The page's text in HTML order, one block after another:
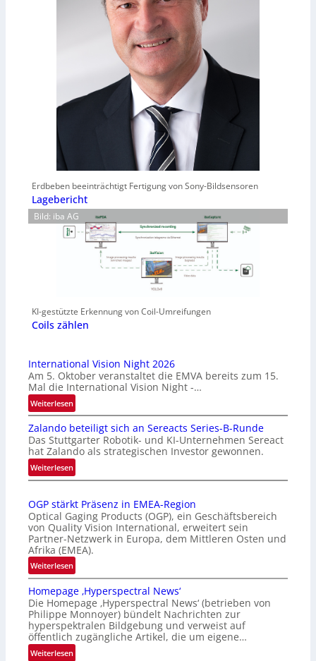
Erdbeben beeinträchtigt Fertigung von Sony-Bildsensoren
Lagebericht
Bild: iba AG
KI-gestützte Erkennung von Coil-Umreifungen
Coils zählen
International Vision Night 2026
Am 5. Oktober veranstaltet die EMVA bereits zum 15.
Mal die International Vision Night -…
Weiterlesen:
I
n
t
e
r
n
t
i
o
n
l
V
i
s
i
o
n
Zalando beteiligt sich an Sereacts Series-B-Runde
Das Stuttgarter Robotik- und KI-Unternehmen Sereact
hat Zalando als strategischen Investor gewonnen.
Weiterlesen:
Z
l
a
n
d
o
b
e
t
e
i
i
OGP stärkt Präsenz in EMEA-Region
Optical Gaging Products (OGP), ein Geschäftsbereich
von Quality Vision International, erweitert sein
Partner-Netzwerk in Europa, dem Mittleren Osten und
Afrika (EMEA).
Weiterlesen:
O
G
P
s
t
ä
r
Homepage ‚Hyperspectral News‘
Die Homepage ‚Hyperspectral News‘ (betrieben von
Philippe Monnoyer) bündelt Nachrichten zur
hyperspektralen Bildgebung und verweist auf
öffentlich zugängliche Artikel, die um eigene…
Weiterlesen: